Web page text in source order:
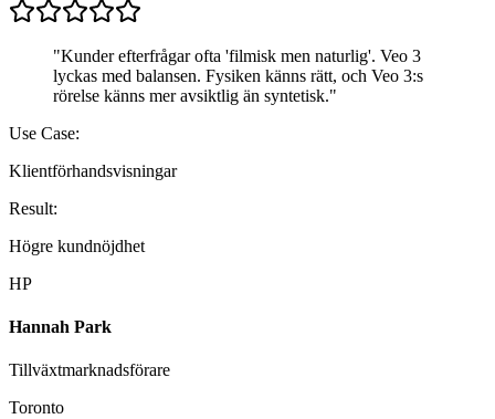
"Kunder efterfrågar ofta 'filmisk men naturlig'. Veo 3
lyckas med balansen. Fysiken känns rätt, och Veo 3:s
rörelse känns mer avsiktlig än syntetisk."
Use Case:
Klientförhandsvisningar
Result:
Högre kundnöjdhet
HP
Hannah Park
Tillväxtmarknadsförare
Toronto